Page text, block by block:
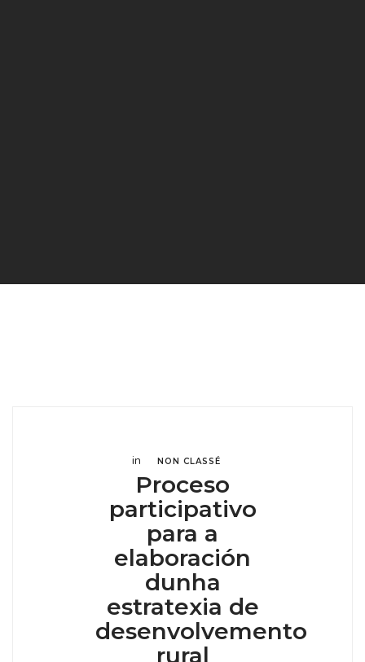
in NON CLASSÉ
Proceso
participativo
para a
elaboración
dunha
estratexia de
desenvolvemento
rural